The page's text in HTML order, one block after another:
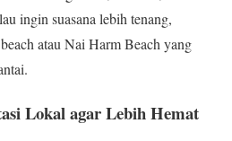
ingin suasana lebih tenang,
atau Nai Harm Beach yang
Lokal agar Lebih Hemat